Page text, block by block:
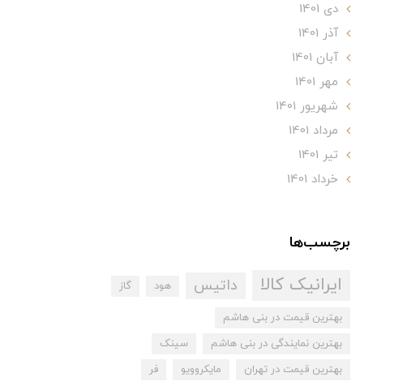
دی 1401
آذر 1401
آبان 1401
مهر 1401
شهریور 1401
مرداد 1401
تير 1401
خرداد 1401
برچسب‌ها
ایرانیک کالا داتیس هود گاز
بهترین قیمت در بنی هاشم
بهترین نمایندگی در بنی هاشم
سینک
بهترین قیمت در تهران
مایکروویو فر